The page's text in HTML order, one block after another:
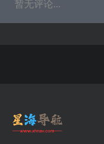
暂无评论...